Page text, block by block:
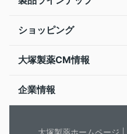
ショッピング
大塚製薬CM情報
企業情報